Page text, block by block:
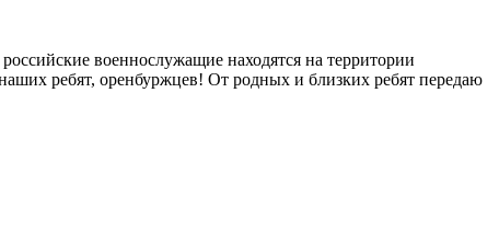
военнослужащие находятся на территории
ребят, оренбуржцев! От родных и близких ребят передаю